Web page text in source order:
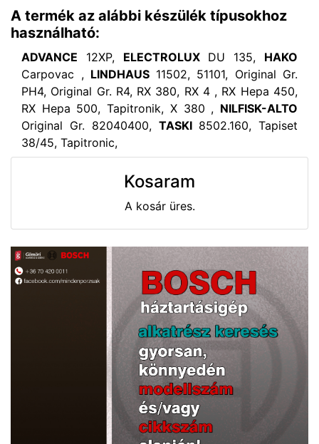
A termék az alábbi készülék típusokhoz
használható:
ADVANCE 12XP, ELECTROLUX DU 135, HAKO
Carpovac , LINDHAUS 11502, 51101, Original Gr.
PH4, Original Gr. R4, RX 380, RX 4 , RX Hepa 450,
RX Hepa 500, Tapitronik, X 380 , NILFISK-ALTO
Original Gr. 82040400, TASKI 8502.160, Tapiset
38/45, Tapitronic,
Kosaram
A kosár üres.